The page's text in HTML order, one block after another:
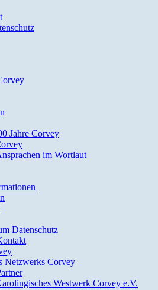
Jahre Corvey
im Wortlaut
Datenschutz
Netzwerks Corvey
Westwerk Corvey e.V.